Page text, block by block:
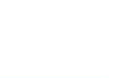
inițial a fost:
curent este: